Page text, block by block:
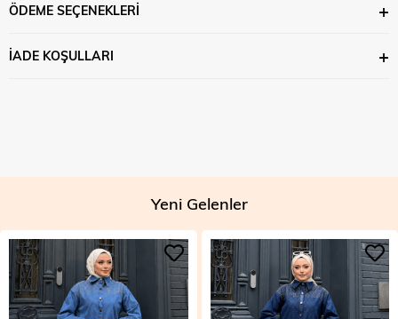
ÖDEME SEÇENEKLERI
İADE KOŞULLARI
Yeni Gelenler